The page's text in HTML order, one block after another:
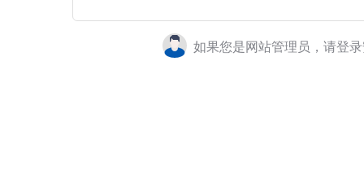
如果您是网站管理员，请登